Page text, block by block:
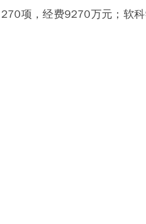
项，经费9270万元；软